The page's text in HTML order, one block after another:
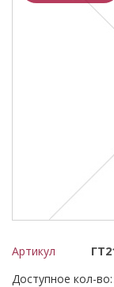
Артикул
Доступное кол-во: